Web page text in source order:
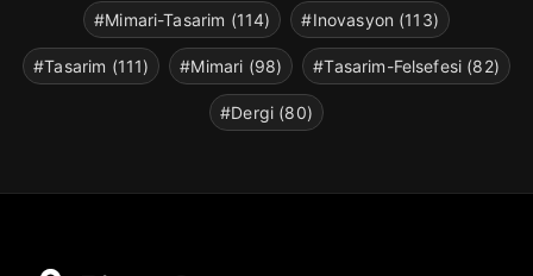
#Mimari-Tasarim (114) #Inovasyon (113)
#Tasarim (111) #Mimari (98) #Tasarim-Felsefesi (82)
#Dergi (80)